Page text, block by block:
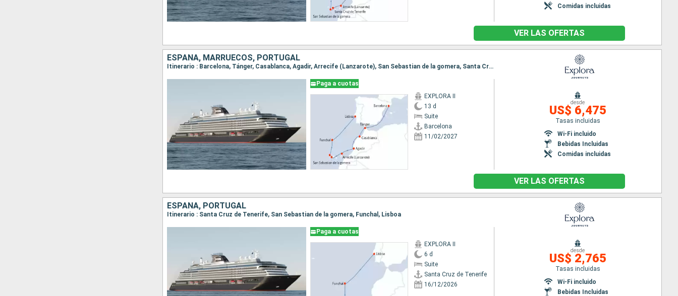
Comidas incluidas
VER LAS OFERTAS
ESPAÑA, MARRUECOS, PORTUGAL
Itinerario : Barcelona, Tánger, Casablanca, Agadir, Arrecife (Lanzarote), San Sebastian de la gomera, Santa Cruz de la Palma, Funchal, Lisboa
Paga a cuotas
EXPLORA II
13 d
Suite
Barcelona
11/02/2027
desde
US$ 6,475
Tasas incluidas
Wi-Fi incluido
Bebidas Incluidas
Comidas incluidas
VER LAS OFERTAS
ESPAÑA, PORTUGAL
Itinerario : Santa Cruz de Tenerife, San Sebastian de la gomera, Funchal, Lisboa
Paga a cuotas
EXPLORA II
6 d
Suite
Santa Cruz de Tenerife
16/12/2026
desde
US$ 2,765
Tasas incluidas
Wi-Fi incluido
Bebidas Incluidas